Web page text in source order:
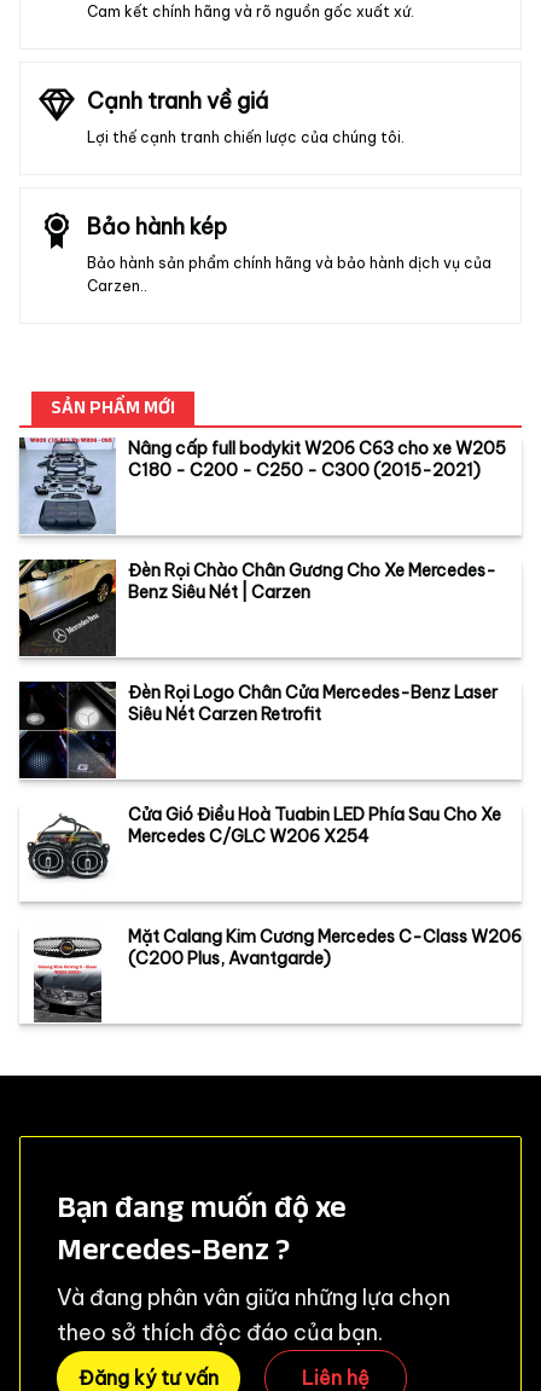
Cam kết chính hãng và rõ nguồn gốc xuất xứ.
Cạnh tranh về giá
Lợi thế cạnh tranh chiến lược của chúng tôi.
Bảo hành kép
Bảo hành sản phẩm chính hãng và bảo hành dịch vụ của
Carzen..
SẢN PHẨM MỚI
Nâng cấp full bodykit W206 C63 cho xe W205
C180 - C200 - C250 - C300 (2015-2021)
Đèn Rọi Chào Chân Gương Cho Xe Mercedes-
Benz Siêu Nét | Carzen
Đèn Rọi Logo Chân Cửa Mercedes-Benz Laser
Siêu Nét Carzen Retrofit
Cửa Gió Điều Hoà Tuabin LED Phía Sau Cho Xe
Mercedes C/GLC W206 X254
Mặt Calang Kim Cương Mercedes C-Class W206
(C200 Plus, Avantgarde)
Bạn đang muốn độ xe
Mercedes-Benz ?
Và đang phân vân giữa những lựa chọn
theo sở thích độc đáo của bạn.
Đăng ký tư vấn Liên hệ